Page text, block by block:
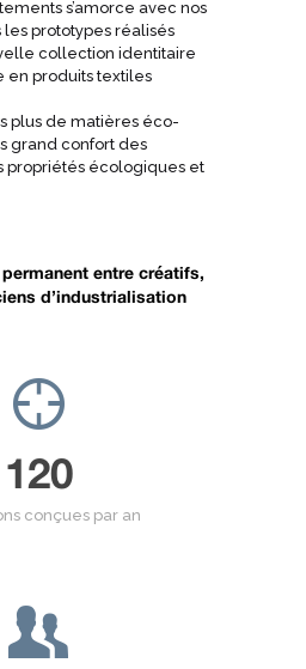
s’amorce avec nos
prototypes réalisés
collection identitaire
en produits textiles
plus de matières éco-
grand confort des
propriétés écologiques et
entre créatifs,
d’industrialisation
120
conçues par an